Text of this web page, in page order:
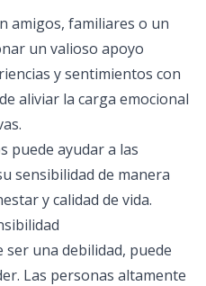
amigos, familiares o un
un valioso apoyo
y sentimientos con
aliviar la carga emocional
puede ayudar a las
sensibilidad de manera
y calidad de vida.
ser una debilidad, puede
Las personas altamente